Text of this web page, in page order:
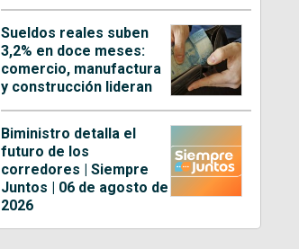
Sueldos reales suben
3,2% en doce meses:
comercio, manufactura
y construcción lideran
Biministro detalla el
futuro de los
corredores | Siempre
Juntos | 06 de agosto de
2026